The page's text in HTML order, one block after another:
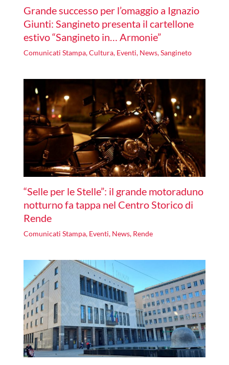
Grande successo per l’omaggio a Ignazio
Giunti: Sangineto presenta il cartellone
estivo “Sangineto in… Armonie”
Comunicati Stampa,Cultura, Eventi, News,Sangineto
“Selle per le Stelle”: il grande motoraduno
notturno fa tappa nel Centro Storico di
Rende
Comunicati Stampa, Eventi, News, Rende